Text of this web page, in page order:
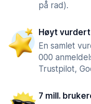
på rad).
Høyt vurdert
En samlet
000
Trustpilot,
7 mill.